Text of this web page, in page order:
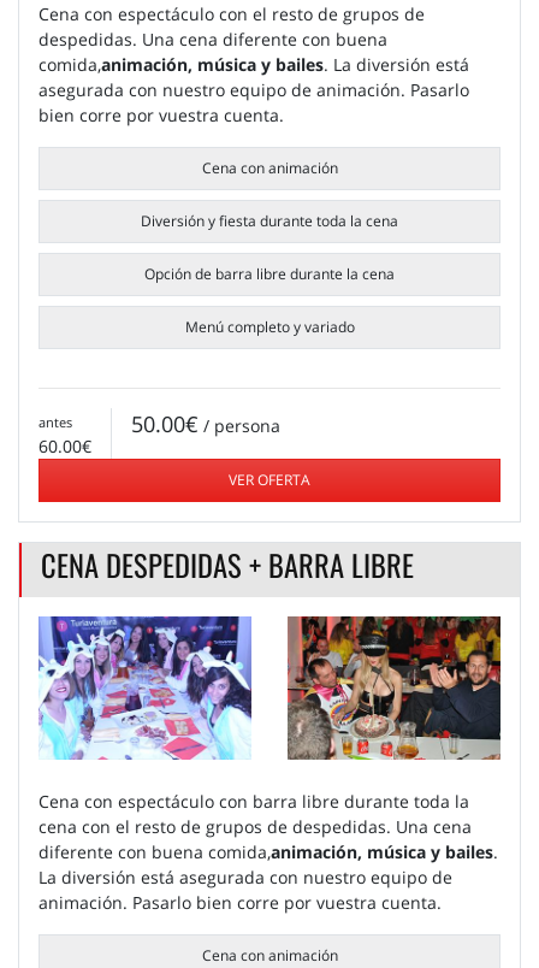
Cena con espectáculo con el resto de grupos de
despedidas. Una cena diferente con buena
comida,animación, música y bailes. La diversión está
asegurada con nuestro equipo de animación. Pasarlo
bien corre por vuestra cuenta.
Cena con animación
Diversión y fiesta durante toda la cena
Opción de barra libre durante la cena
Menú completo y variado
antes
60.00€
50.00€ / persona
VER OFERTA
CENA DESPEDIDAS + BARRA LIBRE
Cena con espectáculo con barra libre durante toda la
cena con el resto de grupos de despedidas. Una cena
diferente con buena comida,animación, música y bailes.
La diversión está asegurada con nuestro equipo de
animación. Pasarlo bien corre por vuestra cuenta.
Cena con animación